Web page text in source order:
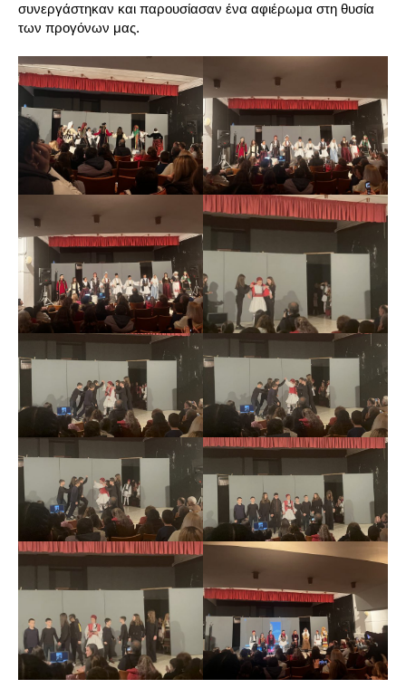
συνεργάστηκαν και παρουσίασαν ένα αφιέρωμα στη θυσία
των προγόνων μας.